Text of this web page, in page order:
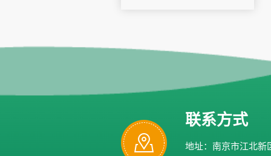
联系方式
地址：南京市江北新